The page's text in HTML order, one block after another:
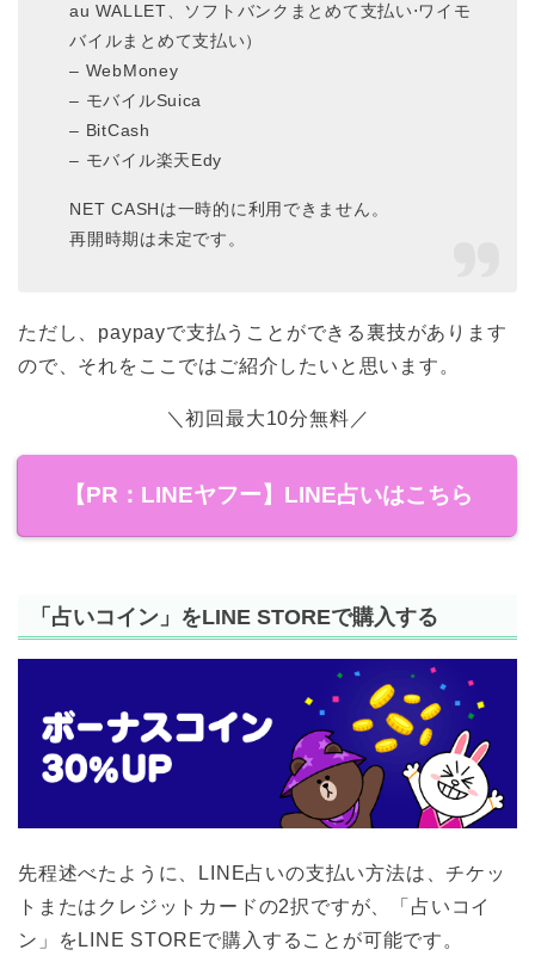
au WALLET、ソフトバンクまとめて支払い⋅ワイモ
バイルまとめて支払い）
– WebMoney
– モバイルSuica
– BitCash
– モバイル楽天Edy
NET CASHは一時的に利用できません。
再開時期は未定です。
ただし、paypayで支払うことができる裏技があります
ので、それをここではご紹介したいと思います。
＼初回最大10分無料／
【PR：LINEヤフー】LINE占いはこちら
「占いコイン」をLINE STOREで購入する
先程述べたように、LINE占いの支払い方法は、チケッ
トまたはクレジットカードの2択ですが、「占いコイ
ン」をLINE STOREで購入することが可能です。